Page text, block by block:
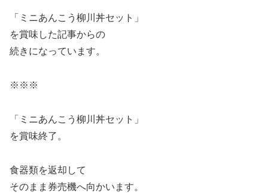
「ミニあんこう柳川丼セット」
を賞味した記事からの
続きになっています。
※※※
「ミニあんこう柳川丼セット」
を賞味終了。
食器類を返却して
そのまま券売機へ向かいます。